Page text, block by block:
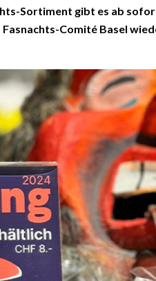
Sortiment gibt es ab
Comité Basel